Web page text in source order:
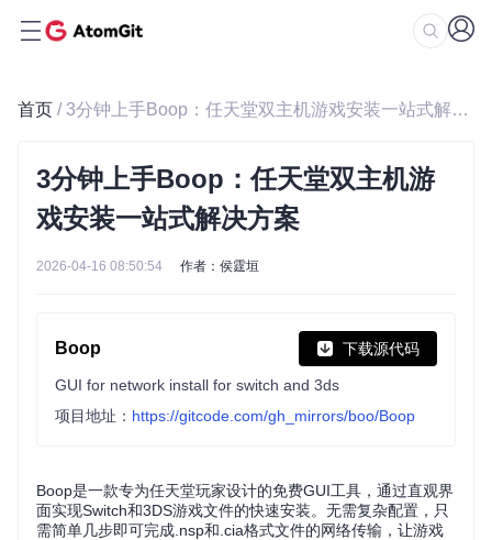
首页 / 3分钟上手Boop：任天堂双主机游戏安装一站式解决方案
3分钟上手Boop：任天堂双主机游
戏安装一站式解决方案
2026-04-16 08:50:54 作者：侯霆垣
Boop 下载源代码
GUI for network install for switch and 3ds
项目地址： https://gitcode.com/gh_mirrors/boo/Boop
Boop是一款专为任天堂玩家设计的免费GUI工具，通过直观界
面实现Switch和3DS游戏文件的快速安装。无需复杂配置，只
需简单几步即可完成.nsp和.cia格式文件的网络传输，让游戏